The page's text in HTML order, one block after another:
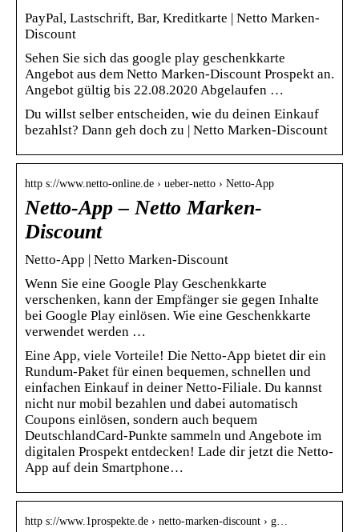
PayPal, Lastschrift, Bar, Kreditkarte | Netto Marken-
Discount
Sehen Sie sich das google play geschenkkarte
Angebot aus dem Netto Marken-Discount Prospekt an.
Angebot gültig bis 22.08.2020 Abgelaufen …
Du willst selber entscheiden, wie du deinen Einkauf
bezahlst? Dann geh doch zu | Netto Marken-Discount
http s://www.netto-online.de › ueber-netto › Netto-App
Netto-App – Netto Marken-
Discount
Netto-App | Netto Marken-Discount
Wenn Sie eine Google Play Geschenkkarte
verschenken, kann der Empfänger sie gegen Inhalte
bei Google Play einlösen. Wie eine Geschenkkarte
verwendet werden …
Eine App, viele Vorteile! Die Netto-App bietet dir ein
Rundum-Paket für einen bequemen, schnellen und
einfachen Einkauf in deiner Netto-Filiale. Du kannst
nicht nur mobil bezahlen und dabei automatisch
Coupons einlösen, sondern auch bequem
DeutschlandCard-Punkte sammeln und Angebote im
digitalen Prospekt entdecken! Lade dir jetzt die Netto-
App auf dein Smartphone…
http s://www.1prospekte.de › netto-marken-discount › g…